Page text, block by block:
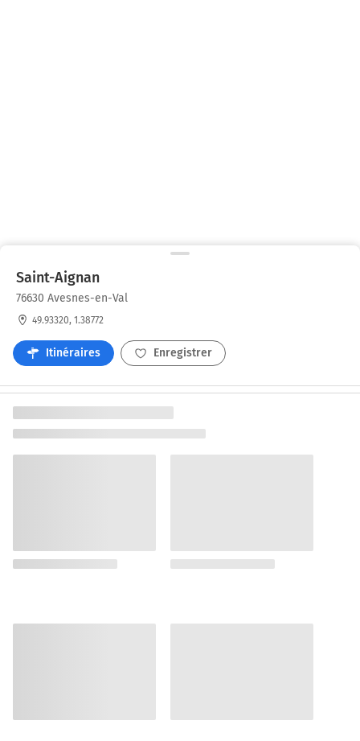
Saint-Aignan
76630 Avesnes-en-Val
49.93320, 1.38772
Itinéraires Enregistrer